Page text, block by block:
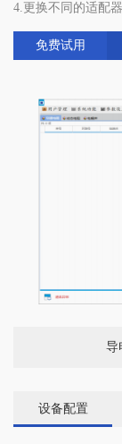
4.更换不同的适配
免费试用
导
设备配置